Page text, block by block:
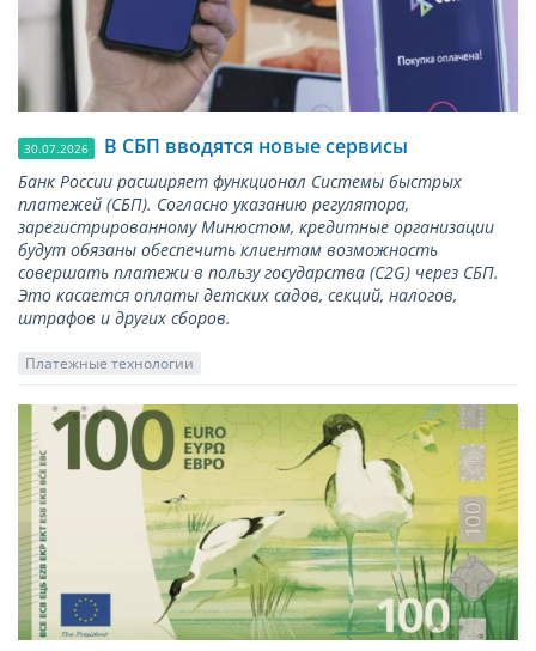
30.07.2026 В СБП вводятся новые сервисы
Банк России расширяет функционал Системы быстрых
платежей (СБП). Согласно указанию регулятора,
зарегистрированному Минюстом, кредитные организации
будут обязаны обеспечить клиентам возможность
совершать платежи в пользу государства (С2G) через СБП.
Это касается оплаты детских садов, секций, налогов,
штрафов и других сборов.
Платежные технологии